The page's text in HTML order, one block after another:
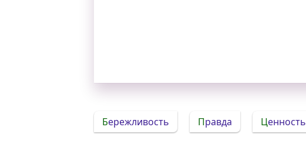
Бережливость Правда Ценность